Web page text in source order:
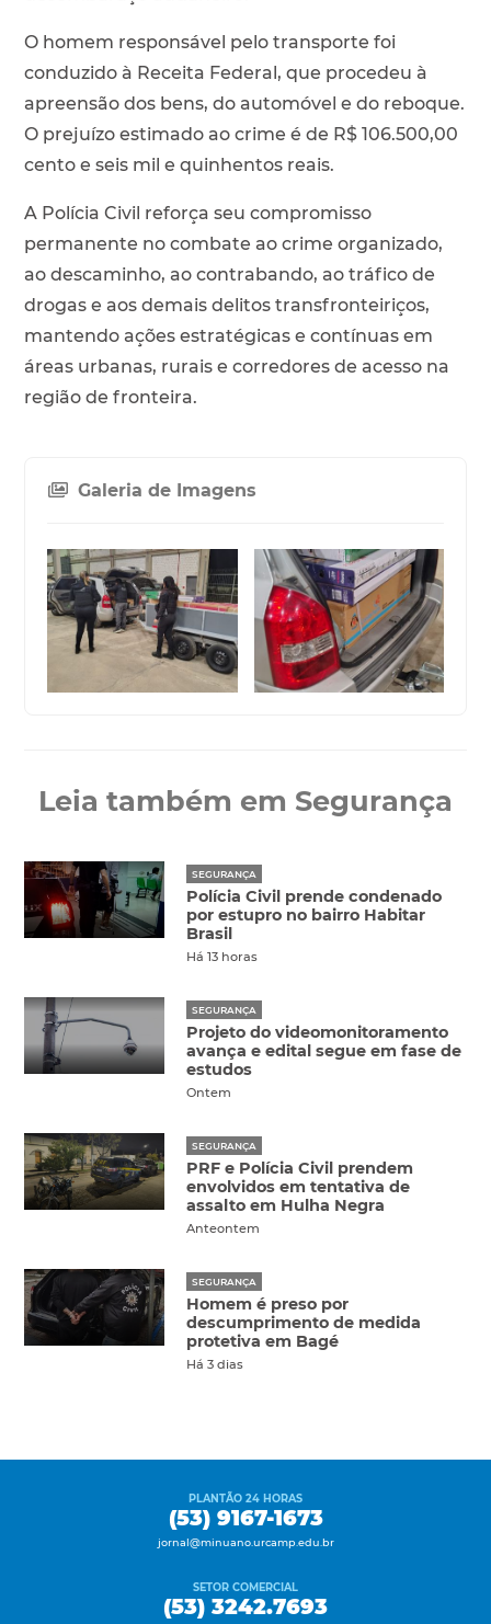
O homem responsável pelo transporte foi
conduzido à Receita Federal, que procedeu à
apreensão dos bens, do automóvel e do reboque.
O prejuízo estimado ao crime é de R$ 106.500,00
cento e seis mil e quinhentos reais.
A Polícia Civil reforça seu compromisso
permanente no combate ao crime organizado,
ao descaminho, ao contrabando, ao tráfico de
drogas e aos demais delitos transfronteiriços,
mantendo ações estratégicas e contínuas em
áreas urbanas, rurais e corredores de acesso na
região de fronteira.
Galeria de Imagens
Leia também em Segurança
SEGURANÇA
Polícia Civil prende condenado
por estupro no bairro Habitar
Brasil
Há 13 horas
SEGURANÇA
Projeto do videomonitoramento
avança e edital segue em fase de
estudos
Ontem
SEGURANÇA
PRF e Polícia Civil prendem
envolvidos em tentativa de
assalto em Hulha Negra
Anteontem
SEGURANÇA
Homem é preso por
descumprimento de medida
protetiva em Bagé
Há 3 dias
PLANTÃO 24 HORAS
(53) 9167-1673
jornal@minuano.urcamp.edu.br
SETOR COMERCIAL
(53) 3242.7693